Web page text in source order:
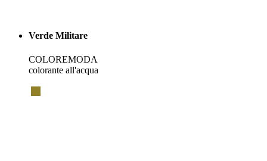
Verde Militare
COLOREMODA
colorante all'acqua